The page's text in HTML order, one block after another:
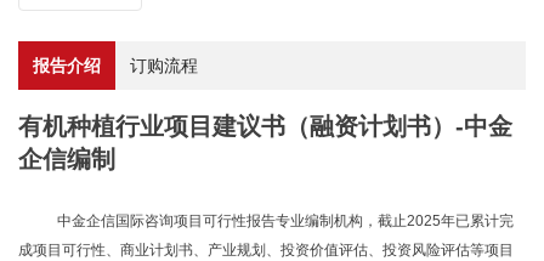
报告介绍 订购流程
有机种植行业项目建议书（融资计划书）-中金
企信编制
中金企信国际咨询项目可行性报告专业编制机构，截止2025年已累计完
成项目可行性、商业计划书、产业规划、投资价值评估、投资风险评估等项目